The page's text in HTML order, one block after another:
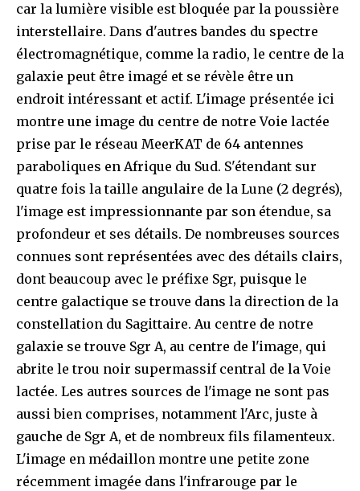
car la lumière visible est bloquée par la poussière
interstellaire. Dans d'autres bandes du spectre
électromagnétique, comme la radio, le centre de la
galaxie peut être imagé et se révèle être un
endroit intéressant et actif. L'image présentée ici
montre une image du centre de notre Voie lactée
prise par le réseau MeerKAT de 64 antennes
paraboliques en Afrique du Sud. S'étendant sur
quatre fois la taille angulaire de la Lune (2 degrés),
l'image est impressionnante par son étendue, sa
profondeur et ses détails. De nombreuses sources
connues sont représentées avec des détails clairs,
dont beaucoup avec le préfixe Sgr, puisque le
centre galactique se trouve dans la direction de la
constellation du Sagittaire. Au centre de notre
galaxie se trouve Sgr A, au centre de l'image, qui
abrite le trou noir supermassif central de la Voie
lactée. Les autres sources de l'image ne sont pas
aussi bien comprises, notamment l'Arc, juste à
gauche de Sgr A, et de nombreux fils filamenteux.
L'image en médaillon montre une petite zone
récemment imagée dans l'infrarouge par le